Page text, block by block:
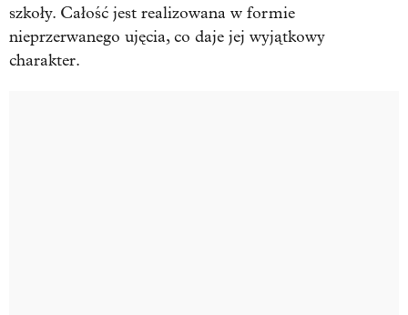
szkoły. Całość jest realizowana w formie
nieprzerwanego ujęcia, co daje jej wyjątkowy
charakter.